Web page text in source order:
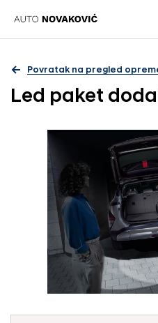
Povratak na pregled
Led paket